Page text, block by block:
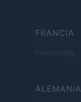
FRANCIA
InvestirMag
ALEMANIA